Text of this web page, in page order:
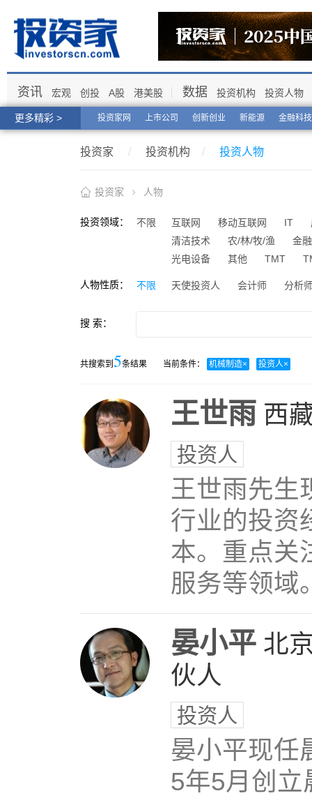
更多精彩 > 投资家网 上市公司 创新创业 新能源 金融科技
资讯 宏观 创投 A股 港美股 数据 投资机构 投资人物
投资家 / 投资机构 / 投资人物
投资家 人物
投资领域： 不限 互联网 移动互联网 IT
清洁技术
农/林/牧/渔
金融
光电设备
其他 TMT
人物性质： 不限 天使投资人 会计师 分析
搜 索：
共搜索到 5条结果 当前条件： 机械制造× 投资人×
王世雨 西
投资人
王世雨先生
行业的投资
本。重点关
服务等领域
晏小平 北
伙人
投资人
晏小平现任
5年5月创立